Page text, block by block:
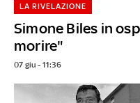
Simone Biles in
morire"
LA RIVELAZIONE
07 giu - 11:36